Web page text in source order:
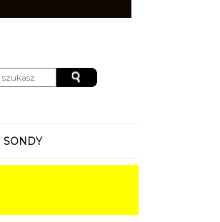
SONDY